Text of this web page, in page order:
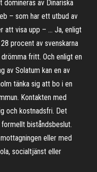
domineras av Dinariska
– som har ett utbud av
att visa upp – … Ja, enligt
procent av svenskarna
fritt. Och enligt en
av Solatum kan en av
tänka sig att bo i en
Kontakten med
och kostnadsfri. Det
biståndsbeslut.
eller med
socialtjänst eller